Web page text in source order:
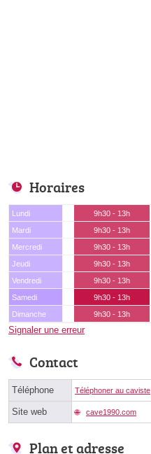
Horaires
Lundi 9h30 - 13h
Mardi
9h30 - 13h
Mercredi
9h30 - 13h
Jeudi
9h30 - 13h
Vendredi
9h30 - 13h
Samedi
9h30 - 13h
Dimanche
9h30 - 13h
Signaler une erreur
Contact
Téléphone Téléphoner au caviste
Site web cave1990.com
Plan et adresse